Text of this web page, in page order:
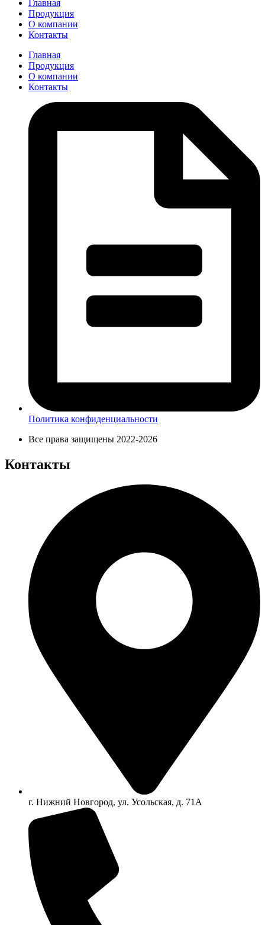
Главная
Продукция
О компании
Контакты
Главная
Продукция
О компании
Контакты
Политика конфиденциальности
Все права защищены 2022-2026
Контакты
г. Нижний Новгород, ул. Усольская, д. 71А